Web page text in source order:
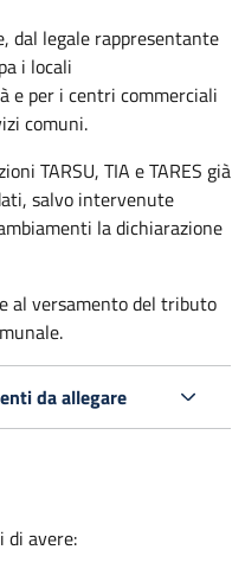
dal legale rappresentante
i locali
e per i centri commerciali
comuni.
TARSU, TIA e TARES già
salvo intervenute
la dichiarazione
al versamento del tributo
da allegare
di avere: